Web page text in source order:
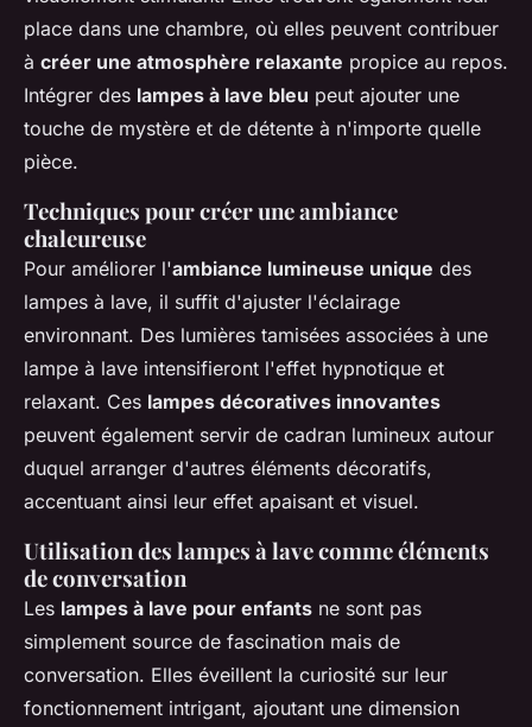
place dans une chambre, où elles peuvent contribuer
à créer une atmosphère relaxante propice au repos.
Intégrer des lampes à lave bleu peut ajouter une
touche de mystère et de détente à n'importe quelle
pièce.
Techniques pour créer une ambiance
chaleureuse
Pour améliorer l'ambiance lumineuse unique des
lampes à lave, il suffit d'ajuster l'éclairage
environnant. Des lumières tamisées associées à une
lampe à lave intensifieront l'effet hypnotique et
relaxant. Ces lampes décoratives innovantes
peuvent également servir de cadran lumineux autour
duquel arranger d'autres éléments décoratifs,
accentuant ainsi leur effet apaisant et visuel.
Utilisation des lampes à lave comme éléments
de conversation
Les lampes à lave pour enfants ne sont pas
simplement source de fascination mais de
conversation. Elles éveillent la curiosité sur leur
fonctionnement intrigant, ajoutant une dimension